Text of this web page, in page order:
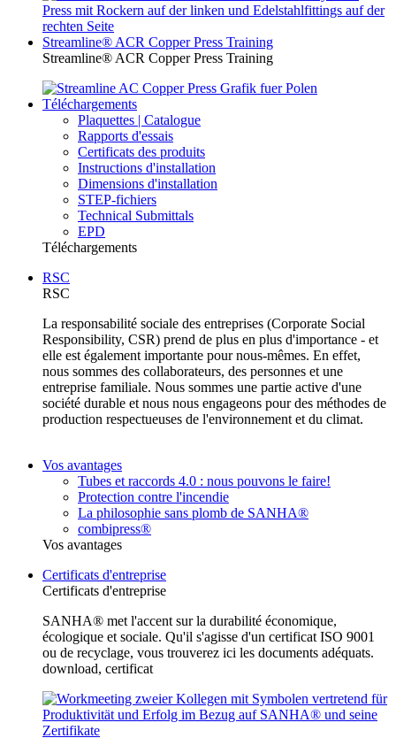
Streamline® ACR Copper Press Training
Streamline® ACR Copper Press Training
Téléchargements
Plaquettes | Catalogue
Rapports d'essais
Certificats des produits
Instructions d'installation
Dimensions d'installation
STEP-fichiers
Technical Submittals
EPD
Téléchargements
RSC
RSC
La responsabilité sociale des entreprises (Corporate Social
Responsibility, CSR) prend de plus en plus d'importance - et
elle est également importante pour nous-mêmes. En effet,
nous sommes des collaborateurs, des personnes et une
entreprise familiale. Nous sommes une partie active d'une
société durable et nous nous engageons pour des méthodes de
production respectueuses de l'environnement et du climat.
Vos avantages
Tubes et raccords 4.0 : nous pouvons le faire!
Protection contre l'incendie
La philosophie sans plomb de SANHA®
combipress®
Vos avantages
Certificats d'entreprise
Certificats d'entreprise
SANHA® met l'accent sur la durabilité économique,
écologique et sociale. Qu'il s'agisse d'un certificat ISO 9001
ou de recyclage, vous trouverez ici les documents adéquats.
download, certificat